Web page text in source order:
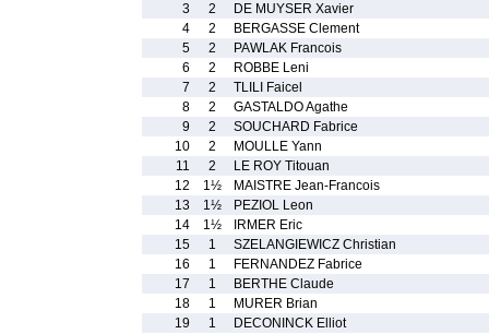
3
2
DE MUYSER Xavier
4
2
BERGASSE Clement
5
2
PAWLAK Francois
6
2
ROBBE Leni
7
2
TLILI Faicel
8
2
GASTALDO Agathe
9
2
SOUCHARD Fabrice
10
2
MOULLE Yann
11
2
LE ROY Titouan
12
1½
MAISTRE Jean-Francois
13
1½
PEZIOL Leon
14
1½
IRMER Eric
15
1
SZELANGIEWICZ Christian
16
1
FERNANDEZ Fabrice
17
1
BERTHE Claude
18
1
MURER Brian
19
1
DECONINCK Elliot